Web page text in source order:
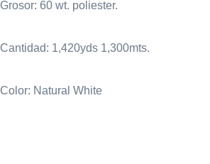
Grosor: 60 wt. poliester.
Cantidad: 1,420yds 1,300mts.
Color: Natural White